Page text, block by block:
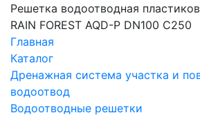
Решетка водоотводная
RAIN FOREST AQD-P DN100 С250
Главная
Каталог
Дренажная система участка и
водоотвод
Водоотводные решетки